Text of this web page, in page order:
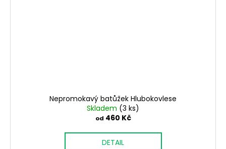
Nepromokavý batůžek Hlubokovlese
Skladem (3 ks)
od 460 Kč
DETAIL